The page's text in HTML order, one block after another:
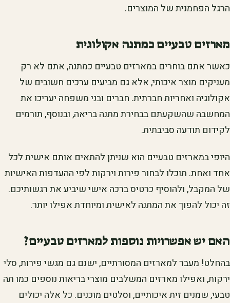
הרגל הפחמנית של המוצרים.
מארזים טבעיים כמתנה אקולוגית
כאשר אתם בוחרים במארזים טבעיים כמתנה, אתם לא רק
מעניקים מוצר איכותי, אלא גם מביעים ערכים חשובים של
אקולוגיה ואחריות חברתית. חברים ובני משפחה יעריכו את
המחשבה שהשקעתם בבחירת מתנה בריאה, ובנוסף, תורמים
לקידום תודעה סביבתית.
היופי במארזים טבעיים הוא שניתן להתאים אותם אישית לכל
אחד ואחת. תוכלו לבחור פירות וירקות לפי ההעדפות האישיות
של המקבל, ולהוסיף כרטיס ברכה אישי שיביע את רגשותיכם.
זה יכול להפוך את המתנה לאישית ומיוחדת אפילו יותר.
האם יש אפשרויות נוספות למארזים טבעיים?
בהחלט! מעבר למארזים המסורתיים, ישנם גם מגשי פירות, סלי
ירקות, ואפילו מארזים המשלבים מוצרי בריאות נוספים כמו תה
טבעי, שמנים זית איכותיים, וסלטים מוכנים. כל אלה יכולים